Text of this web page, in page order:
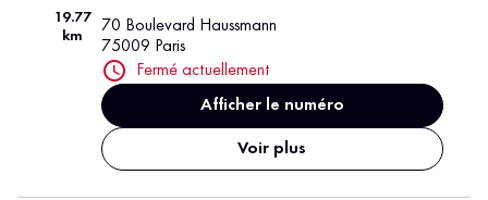
19.77
km
70 Boulevard Haussmann
75009 Paris
Fermé actuellement
Afficher le numéro
Voir plus